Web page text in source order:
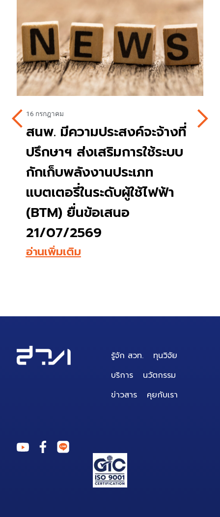
4 สิงหาคม
เปิดรับข้อเสนอโครงการขอรับ
การจัดสรรเงินกองทุนพัฒนา
เทคโนโลยีเพื่อการศึกษา
ประจำปี 2570 ยื่นข้อเสนอถึง
14 ส.ค. 69
อ่านเพิ่มเติม
บริการ
นวัตกรรม
ข่าวสาร
คุยกับเรา